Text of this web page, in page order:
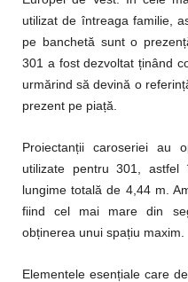
utilizat de întreaga familie,
pe banchetă sunt o
301 a fost dezvoltat ținând
urmărind să devină o
prezent pe piață.
Proiectanții caroseriei au
utilizate pentru 301,
lungime totală de 4,44 m.
fiind cel mai mare din
obținerea unui spațiu maxim.
Elementele esențiale care